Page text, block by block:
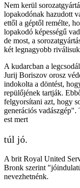
Nem kerül
lopakodónak hazudott
ettől a géptől remélte,
lopakodó képességű
de most, a
két legnagyobb
A kudarcban a
Jurij Boriszov orosz
indokolta a döntést,
repülőjének tartják.
felgyorsítani azt, hogy
generációs
est mert
túl jó.
A brit Royal United
Bronk szerint
nevezhetnénk.